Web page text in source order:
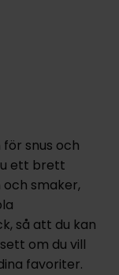
snus och
ett brett
smaker,
så att du kan
om du vill
favoriter.